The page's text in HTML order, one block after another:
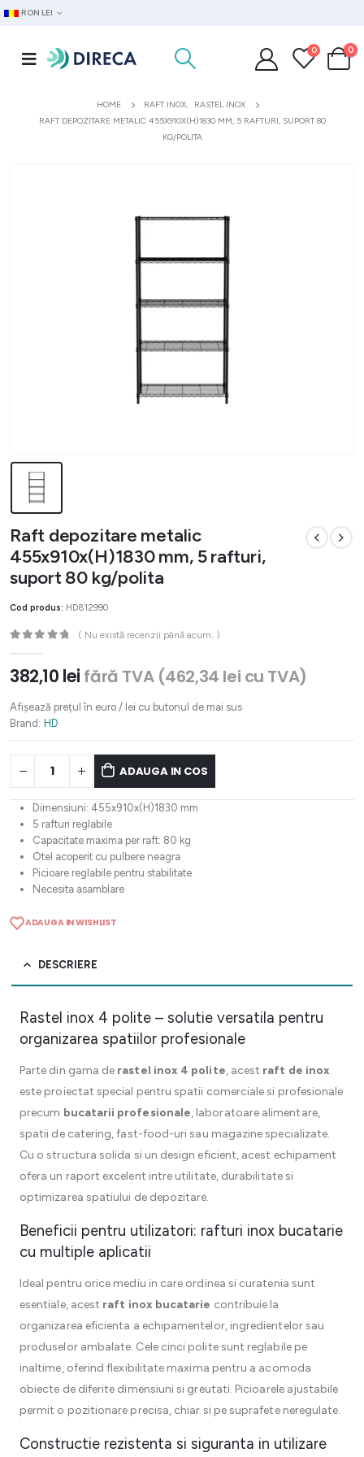
RON LEI
0 0
HOME RAFT INOX,
RASTEL INOX
RAFT DEPOZITARE METALIC 455X910X(H)1830 MM, 5 RAFTURI, SUPORT 80
KG/POLITA
Raft depozitare metalic
455x910x(H)1830 mm, 5 rafturi,
suport 80 kg/polita
Cod produs: HD812990
( Nu există recenzii până acum. )
382,10 lei fără TVA (462,34 lei cu TVA)
Afișează prețul în euro / lei cu butonul de mai sus
Brand: HD
ADAUGA IN COS
Dimensiuni: 455x910x(H)1830 mm
5 rafturi reglabile
Capacitate maxima per raft: 80 kg
Otel acoperit cu pulbere neagra
Picioare reglabile pentru stabilitate
Necesita asamblare
ADAUGA IN WISHLIST
DESCRIERE
Rastel inox 4 polite – solutie versatila pentru
organizarea spatiilor profesionale
Parte din gama de rastel inox 4 polite, acest raft de inox
este proiectat special pentru spatii comerciale si profesionale
precum bucatarii profesionale, laboratoare alimentare,
spatii de catering, fast-food-uri sau magazine specializate.
Cu o structura solida si un design eficient, acest echipament
ofera un raport excelent intre utilitate, durabilitate si
optimizarea spatiului de depozitare.
Beneficii pentru utilizatori: rafturi inox bucatarie
cu multiple aplicatii
Ideal pentru orice mediu in care ordinea si curatenia sunt
esentiale, acest raft inox bucatarie contribuie la
organizarea eficienta a echipamentelor, ingredientelor sau
produselor ambalate. Cele cinci polite sunt reglabile pe
inaltime, oferind flexibilitate maxima pentru a acomoda
obiecte de diferite dimensiuni si greutati. Picioarele ajustabile
permit o pozitionare precisa, chiar si pe suprafete neregulate.
Constructie rezistenta si siguranta in utilizare